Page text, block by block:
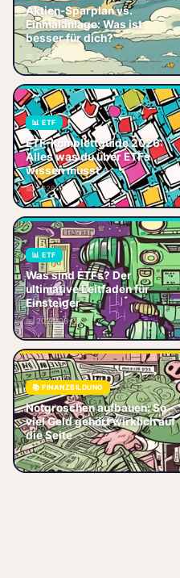
Aktien-Sparplan vs.
Einmalanlage: Was ist
besser für dich?
📅 2026-06-05
📊 ETF
ETF-Komplettguide 2026:
Alles was du über ETFs
wissen musst
📅 2026-06-19
📊 ETF
Was sind ETFs? Der
ultimative Leitfaden für
Einsteiger
📅 2026-06-03
📚 FINANZBILDUNG
Notgroschen aufbauen: So
viel Geld gehört wirklich auf
die Seite
📅 2026-06-05